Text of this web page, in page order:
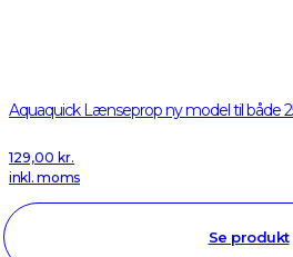
Aquaquick Lænseprop ny model til både
129,00 kr.
inkl. moms
Se produkt